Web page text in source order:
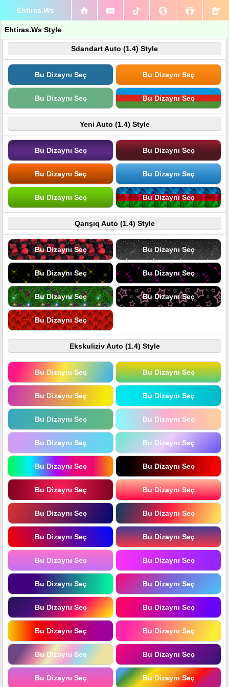
Ehtiras.Ws
Ehtiras.Ws Style
Sdandart Auto (1.4) Style
Bu Dizaynı Seç Bu Dizaynı Seç
Bu Dizaynı Seç Bu Dizaynı Seç
Yeni Auto (1.4) Style
Bu Dizaynı Seç Bu Dizaynı Seç
Bu Dizaynı Seç Bu Dizaynı Seç
Bu Dizaynı Seç Bu Dizaynı Seç
Qarışıq Auto (1.4) Style
Bu Dizaynı Seç Bu Dizaynı Seç
Bu Dizaynı Seç Bu Dizaynı Seç
Bu Dizaynı Seç Bu Dizaynı Seç
Bu Dizaynı Seç
Ekskuliziv Auto (1.4) Style
Bu Dizaynı Seç Bu Dizaynı Seç
Bu Dizaynı Seç Bu Dizaynı Seç
Bu Dizaynı Seç Bu Dizaynı Seç
Bu Dizaynı Seç Bu Dizaynı Seç
Bu Dizaynı Seç Bu Dizaynı Seç
Bu Dizaynı Seç Bu Dizaynı Seç
Bu Dizaynı Seç Bu Dizaynı Seç
Bu Dizaynı Seç Bu Dizaynı Seç
Bu Dizaynı Seç Bu Dizaynı Seç
Bu Dizaynı Seç Bu Dizaynı Seç
Bu Dizaynı Seç Bu Dizaynı Seç
Bu Dizaynı Seç Bu Dizaynı Seç
Bu Dizaynı Seç Bu Dizaynı Seç
Bu Dizaynı Seç Bu Dizaynı Seç